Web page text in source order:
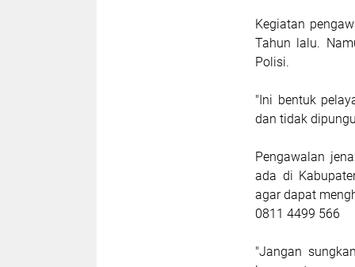
Kegiatan
Tahun lalu.
Polisi.
"Ini bentuk
dan tidak
Pengawalan
ada di
agar dapat
0811 4499 566
"Jangan